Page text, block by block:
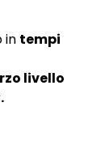
in tempi
livello